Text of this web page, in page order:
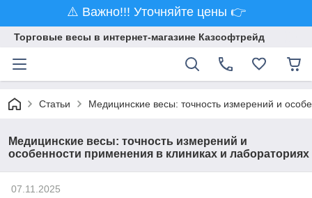
⚠️ Важно!!! Уточняйте цены 👉
Торговые весы в интернет-магазине Казсофтрейд
Статьи Медицинские весы: точность измерений и
Медицинские весы: точность измерений и
особенности применения в клиниках и лабораториях
07.11.2025